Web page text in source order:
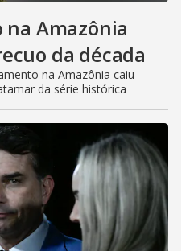
Amazônia
da década
na Amazônia caiu
da série histórica